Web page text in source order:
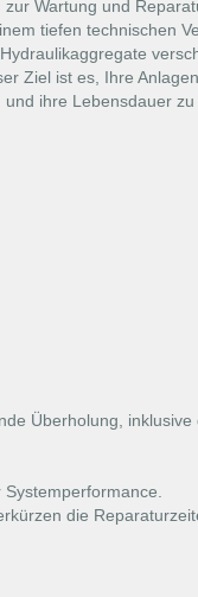
Wartung und
tiefen technischen
Ziel ist es, Ihre
ihre Lebensdauer zu
Überholung,
die